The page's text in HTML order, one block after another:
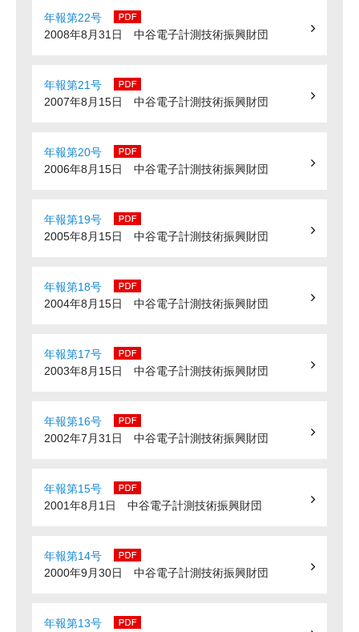
年報第13号
年報第14号
2000年9月30日 中谷電子計測技術振興財団
年報第15号
2001年8月1日 中谷電子計測技術振興財団
年報第16号
2002年7月31日 中谷電子計測技術振興財団
年報第17号
2003年8月15日 中谷電子計測技術振興財団
年報第18号
2004年8月15日 中谷電子計測技術振興財団
年報第19号
2005年8月15日 中谷電子計測技術振興財団
年報第20号
2006年8月15日 中谷電子計測技術振興財団
年報第21号
2007年8月15日 中谷電子計測技術振興財団
年報第22号
2008年8月31日 中谷電子計測技術振興財団